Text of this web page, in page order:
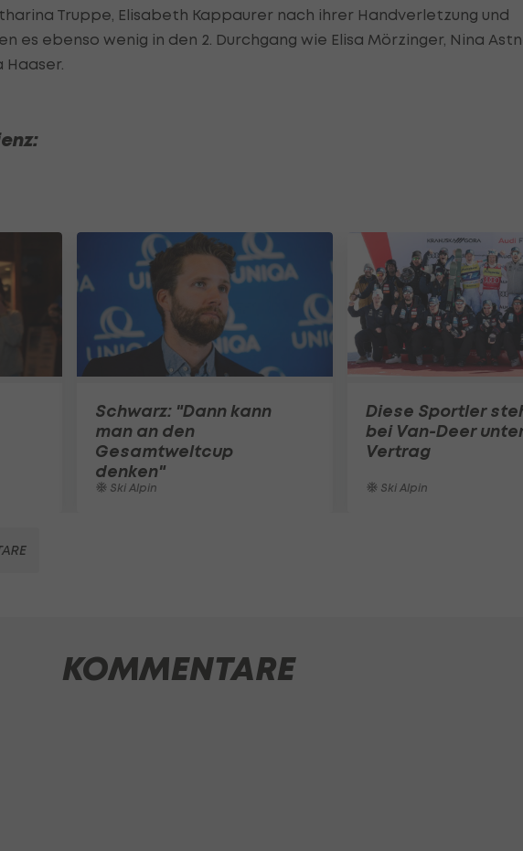
Truppe, Elisabeth Kappaurer nach ihrer Handverletzung und
es ebenso wenig in den 2. Durchgang wie Elisa Mörzinger, Nina
Haaser.
Schwarz: "Dann kann
man an den
Gesamtweltcup
denken"
Ski Alpin
Diese Sportler
bei Van-Deer
Vertrag
Ski Alpin
KOMMENTARE